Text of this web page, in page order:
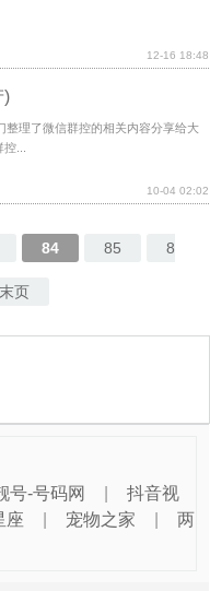
12-16 18:48
)
整理了微信群控的相关内容分享给大
...
10-04 02:02
84 85 8
末页
号-号码网
抖音视
座 宠物之家
两